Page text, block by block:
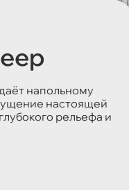
напольному
настоящей
рельефа и